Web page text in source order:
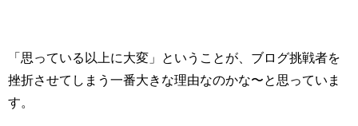
「思っている以上に大変」ということが、ブログ挑戦者を
挫折させてしまう一番大きな理由なのかな〜と思っていま
す。